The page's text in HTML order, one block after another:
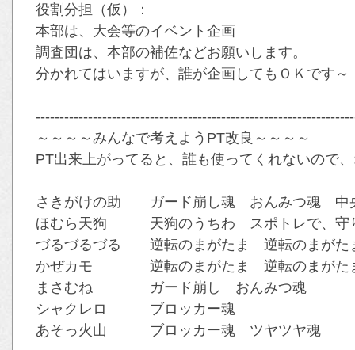
役割分担（仮）：
本部は、大会等のイベント企画
調査団は、本部の補佐などお願いします。
分かれてはいますが、誰が企画してもＯＫです～
～～～～みんなで考えようPT改良～～～～
PT出来上がってると、誰も使ってくれないので
さきがけの助 ガード崩し魂 おんみつ魂 中
ほむら天狗 天狗のうちわ スポトレで、守
づるづるづる 逆転のまがたま 逆転のまがた
かぜカモ 逆転のまがたま 逆転のまがた
まさむね ガード崩し おんみつ魂
シャクレロ ブロッカー魂
あそっ火山 ブロッカー魂 ツヤツヤ魂